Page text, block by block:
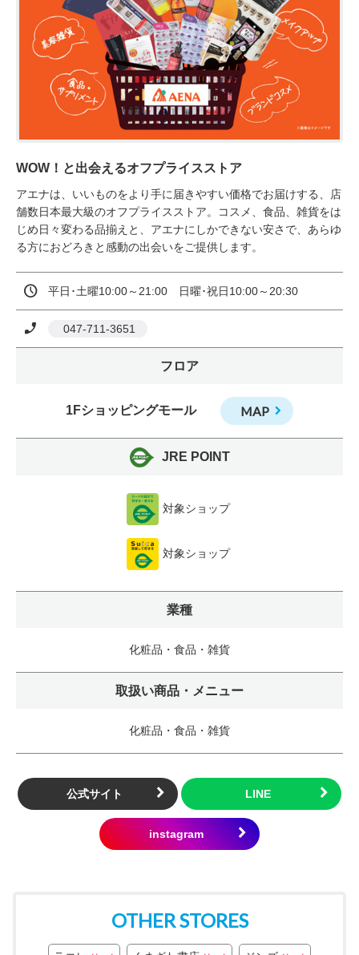
WOW！と出会えるオフプライスストア
アエナは、いいものをより手に届きやすい価格でお届けする、店
舗数日本最大級のオフプライスストア。コスメ、食品、雑貨をは
じめ日々変わる品揃えと、アエナにしかできない安さで、あらゆ
る方におどろきと感動の出会いをご提供します。
平日･土曜10:00～21:00　日曜･祝日10:00～20:30
047-711-3651
フロア
1Fショッピングモール MAP
JRE POINT
対象ショップ
対象ショップ
業種
化粧品・食品・雑貨
取扱い商品・メニュー
化粧品・食品・雑貨
公式サイト
OTHER STORES